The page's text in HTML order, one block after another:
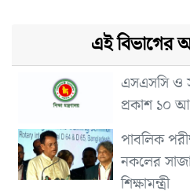
এই বিভাগের
এসএসসি ও
প্রকাশ ১০
পাবলিক
নকলের
শিক্ষামন্ত্রী